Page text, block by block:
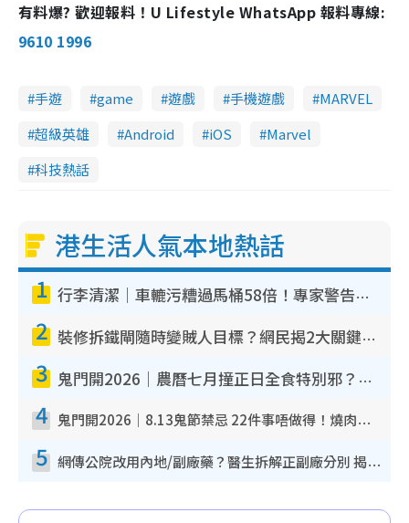
有料爆? 歡迎報料！U Lifestyle WhatsApp 報料專線:
9610 1996
手遊 game 遊戲 手機遊戲
MARVEL
超級英雄
Android iOS
Marvel
科技熱話
港生活人氣本地熱話
1 行李清潔｜車轆污糟過馬桶58倍！專家警告忌用酒精抹 教1招免污手除菌
2 裝修拆鐵閘隨時變賊人目標？網民揭2大關鍵用途：裝新式等於白裝？附新舊鐵閘分別
3 鬼門開2026｜農曆七月撞正日全食特別邪？專家警告切忌做一事！揭4大禁忌+2招保平安
4 鬼門開2026｜8.13鬼節禁忌 22件事唔做得！燒肉、刺身要少食？半夜勿吹口哨/打呢個電話
5 網傳公院改用內地/副廠藥？醫生拆解正副廠分別 揭4類人換藥隨時出事